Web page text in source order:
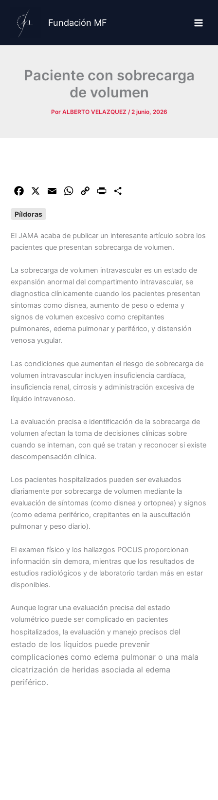
contenido
Fundación MF
Paciente con sobrecarga
de volumen
Por ALBERTO VELAZQUEZ /2 junio, 2026
c
b
o
k
l
W
s
p
p
C
L
n
k
t
a
r
t
i
r
Píldoras
El JAMA acaba de publicar un interesante artículo sobre los
pacientes que presentan sobrecarga de volumen.
La sobrecarga de volumen intravascular es un estado de
expansión anormal del compartimento intravascular, se
diagnostica clínicamente cuando los pacientes presentan
síntomas como disnea, aumento de peso o edema y
signos de volumen excesivo como crepitantes
pulmonares, edema pulmonar y periférico, y distensión
venosa yugular.
Las condiciones que aumentan el riesgo de sobrecarga de
volumen intravascular incluyen insuficiencia cardíaca,
insuficiencia renal, cirrosis y administración excesiva de
líquido intravenoso.
La evaluación precisa e identificación de la sobrecarga de
volumen afectan la toma de decisiones clínicas sobre
cuando se internan, con qué se tratan y reconocer si existe
descompensación clínica.
Los pacientes hospitalizados pueden ser evaluados
diariamente por sobrecarga de volumen mediante la
evaluación de síntomas (como disnea y ortopnea) y signos
(como edema periférico, crepitantes en la auscultación
pulmonar y peso diario).
El examen físico y los hallazgos POCUS proporcionan
información sin demora, mientras que los resultados de
estudios radiológicos y de laboratorio tardan más en estar
disponibles.
Aunque lograr una evaluación precisa del estado
volumétrico puede ser complicado en pacientes
hospitalizados, la evaluación y manejo precisos del
estado de los líquidos puede prevenir
complicaciones como edema pulmonar o una mala
cicatrización de heridas asociada al edema
periférico.